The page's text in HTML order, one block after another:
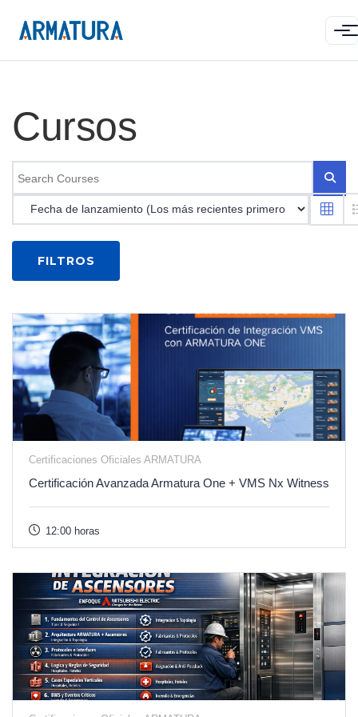
Cursos
FILTROS
Certificaciones Oficiales ARMATURA
Certificación Avanzada Armatura One + VMS Nx Witness
12:00 horas